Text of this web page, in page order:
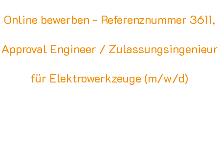
Online bewerben - Referenznummer 3611,
Approval Engineer / Zulassungsingenieur
für Elektrowerkzeuge (m/w/d)